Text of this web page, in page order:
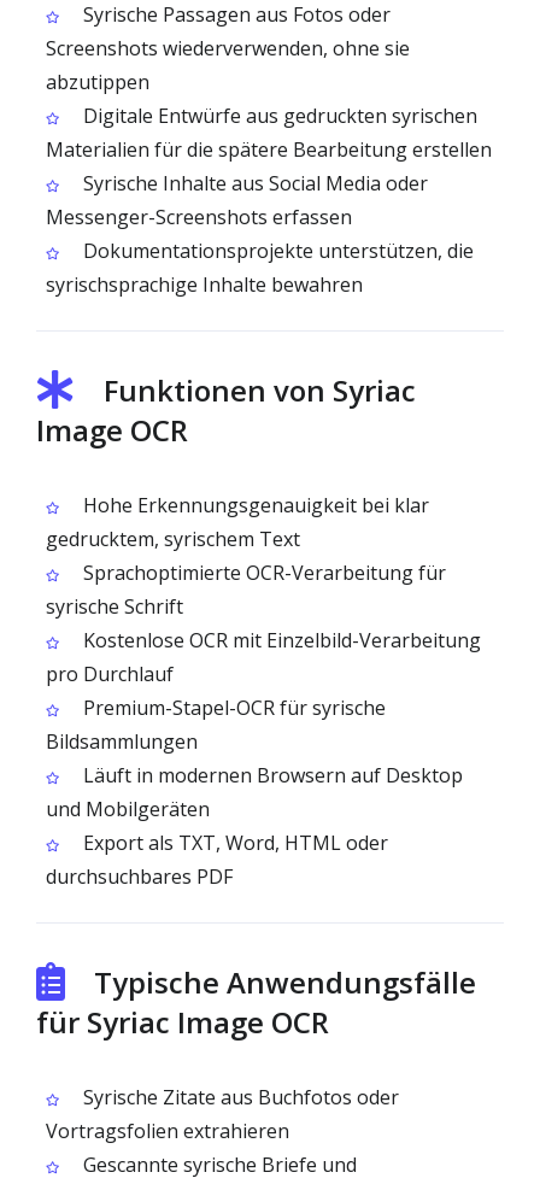
Syrische Passagen aus Fotos oder
Screenshots wiederverwenden, ohne sie
abzutippen
Digitale Entwürfe aus gedruckten syrischen
Materialien für die spätere Bearbeitung erstellen
Syrische Inhalte aus Social Media oder
Messenger-Screenshots erfassen
Dokumentationsprojekte unterstützen, die
syrischsprachige Inhalte bewahren
Funktionen von Syriac
Image OCR
Hohe Erkennungsgenauigkeit bei klar
gedrucktem, syrischem Text
Sprachoptimierte OCR-Verarbeitung für
syrische Schrift
Kostenlose OCR mit Einzelbild-Verarbeitung
pro Durchlauf
Premium-Stapel-OCR für syrische
Bildsammlungen
Läuft in modernen Browsern auf Desktop
und Mobilgeräten
Export als TXT, Word, HTML oder
durchsuchbares PDF
Typische Anwendungsfälle
für Syriac Image OCR
Syrische Zitate aus Buchfotos oder
Vortragsfolien extrahieren
Gescannte syrische Briefe und